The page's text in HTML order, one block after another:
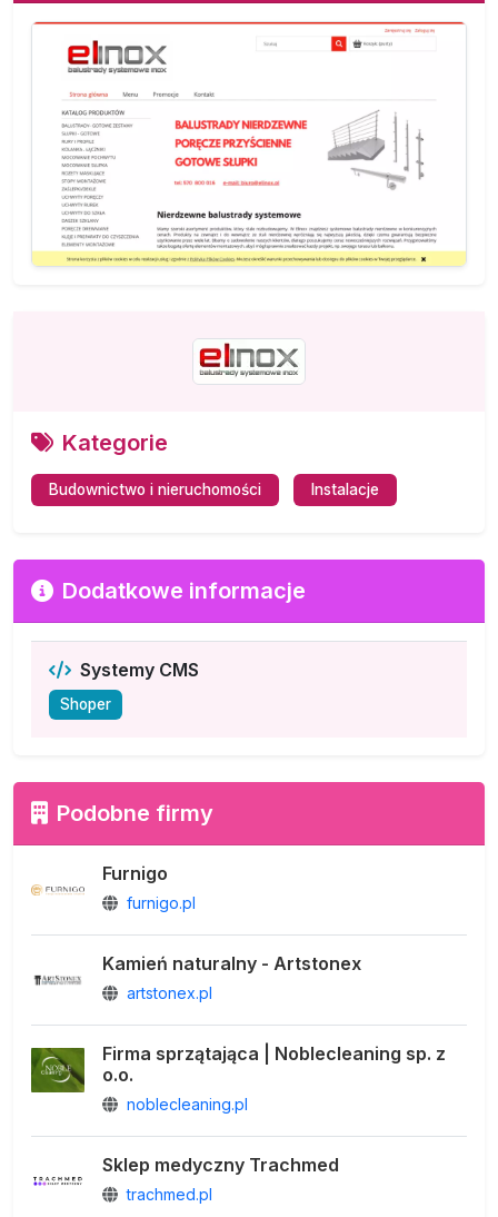
Kategorie
Budownictwo i nieruchomości Instalacje
Dodatkowe informacje
Systemy CMS
Shoper
Podobne firmy
Furnigo
furnigo.pl
Kamień naturalny - Artstonex
artstonex.pl
Firma sprzątająca | Noblecleaning sp. z
o.o.
noblecleaning.pl
Sklep medyczny Trachmed
trachmed.pl